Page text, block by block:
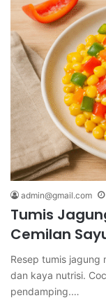
admin@gmail.com
Tumis
Cemilan
Resep tumis jagung
dan kaya nutrisi.
pendamping.…